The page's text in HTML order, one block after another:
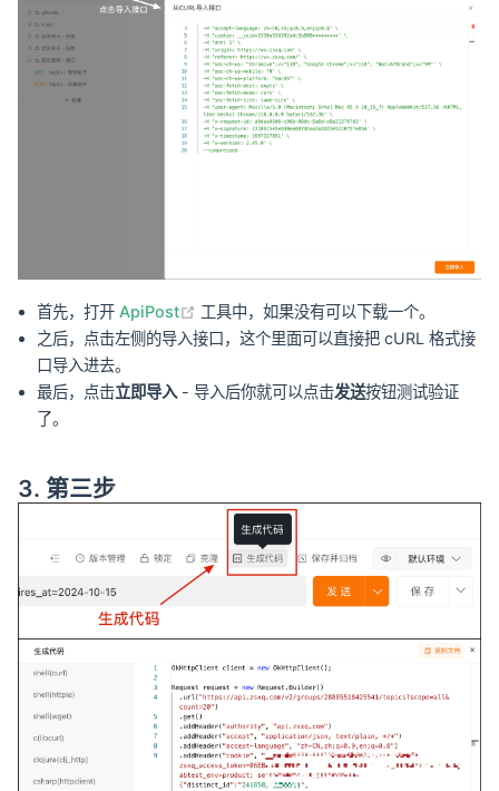
首先，打开ApiPost (opens new window)
工具中，如果没有可以下载一个。
之后，点击左侧的导入接口，这个里面可以直接把 cURL 格式接
口导入进去。
最后，点击立即导入 - 导入后你就可以点击发送按钮测试验证
了。
3. 第三步